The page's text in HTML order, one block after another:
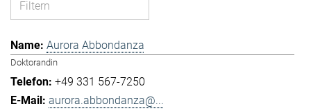
Aurora Abbondanza
Doktorandin
+49 331 567-7250
aurora.abbondanza@...